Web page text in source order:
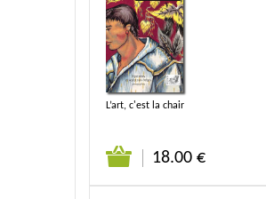
L’art, c'est la chair
18.00 €